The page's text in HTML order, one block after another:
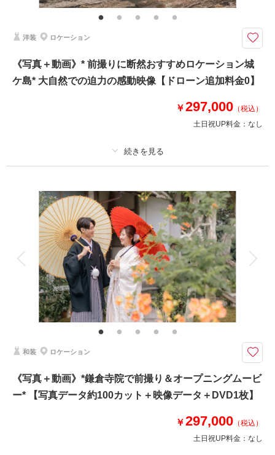
影アテンド・ドレス・アクセサリー類・セミオーダーブーケ
写真は全データ約100カット（レタッチ済）、映像はデータ＆DVD１枚納品
[片瀬海岸はドローン飛行不可エリアとなります]
撮影地は片瀬海岸周辺の海や緑のあるエリアとなります。
（近隣でご希望のロケ地ご希望がありましたらお気軽にご相談ください）
このプランで撮影可能な撮影レポート
撮影場所：江ノ島周辺 片瀬海岸（神奈川）
相談予約する
来店・オンライン
撮影日の空き
を確認する
洋装 ロケーション
《写真＋動画》* 前撮りに断然おすすめロケーション城
ケ島* 大自然での迫力の感動映像【ドローン追加料金0】
￥297,000 （税込）
土日祝UP料金： なし
撮影料 新婦衣装1着 新郎衣装1着
着付け ヘアメイク 小物一式
アルバム データ 150 カット 台紙付写真
衣装追加 会食 挙式
家族と撮影 家族用衣装レンタル ペットと撮影
その他含むもの
撮影データ150カット(レタッチ済み)・映像データ・DVD・ヘアメイク・撮
影アテンド・ドレス・アクセサリー類・セミオーダーブーケ
城ケ島など三浦エリアにて撮影。大自然ならではの迫力のオープニングムー
ビーが撮影できます！
ドローン撮影も可能なエリア。
ドローン撮影の追加料金は一切発生しません。
和装 ロケーション
《写真＋動画》*鎌倉寺院で前撮り＆オープニングムービ
ー* 【写真データ約100カット＋映像データ＋DVD1枚】
￥297,000 （税込）
土日祝UP料金： なし